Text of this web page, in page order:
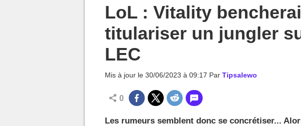
LoL : Vitality
titulariser un jungler
LEC
Mis à jour le 30/06/2023 à 09:17 Par Tipsalewo
0
Les rumeurs semblent donc se concrétiser...